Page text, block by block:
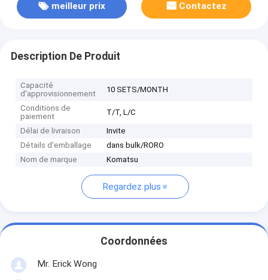
meilleur prix Contactez
Description De Produit
Capacité
d'approvisionnement
10 SETS/MONTH
Conditions de
paiement
T/T, L/C
Délai de livraison
Invite
Détails d'emballage
dans bulk/RORO
Nom de marque
Komatsu
Regardez plus
Coordonnées
Mr. Erick Wong